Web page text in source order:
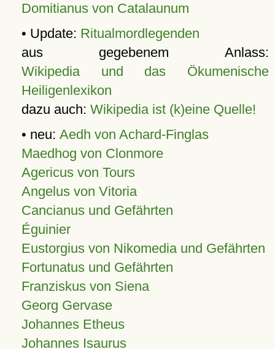
Domitianus von Catalaunum
• Update: Ritualmordlegenden
aus gegebenem Anlass:
Wikipedia und das Ökumenische
Heiligenlexikon
dazu auch: Wikipedia ist (k)eine Quelle!
• neu: Aedh von Achard-Finglas
Maedhog von Clonmore
Agericus von Tours
Angelus von Vitoria
Cancianus und Gefährten
Éguinier
Eustorgius von Nikomedia und Gefährten
Fortunatus und Gefährten
Franziskus von Siena
Georg Gervase
Johannes Etheus
Johannes Isaurus